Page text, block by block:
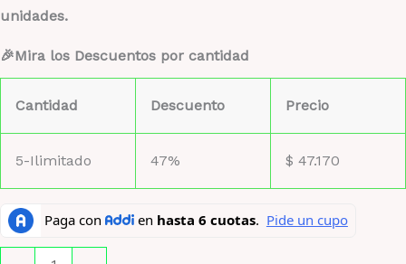
unidades.
🎉Mira los Descuentos por cantidad
Cantidad Descuento Precio
5-Ilimitado 47% $ 47.170
Perfume